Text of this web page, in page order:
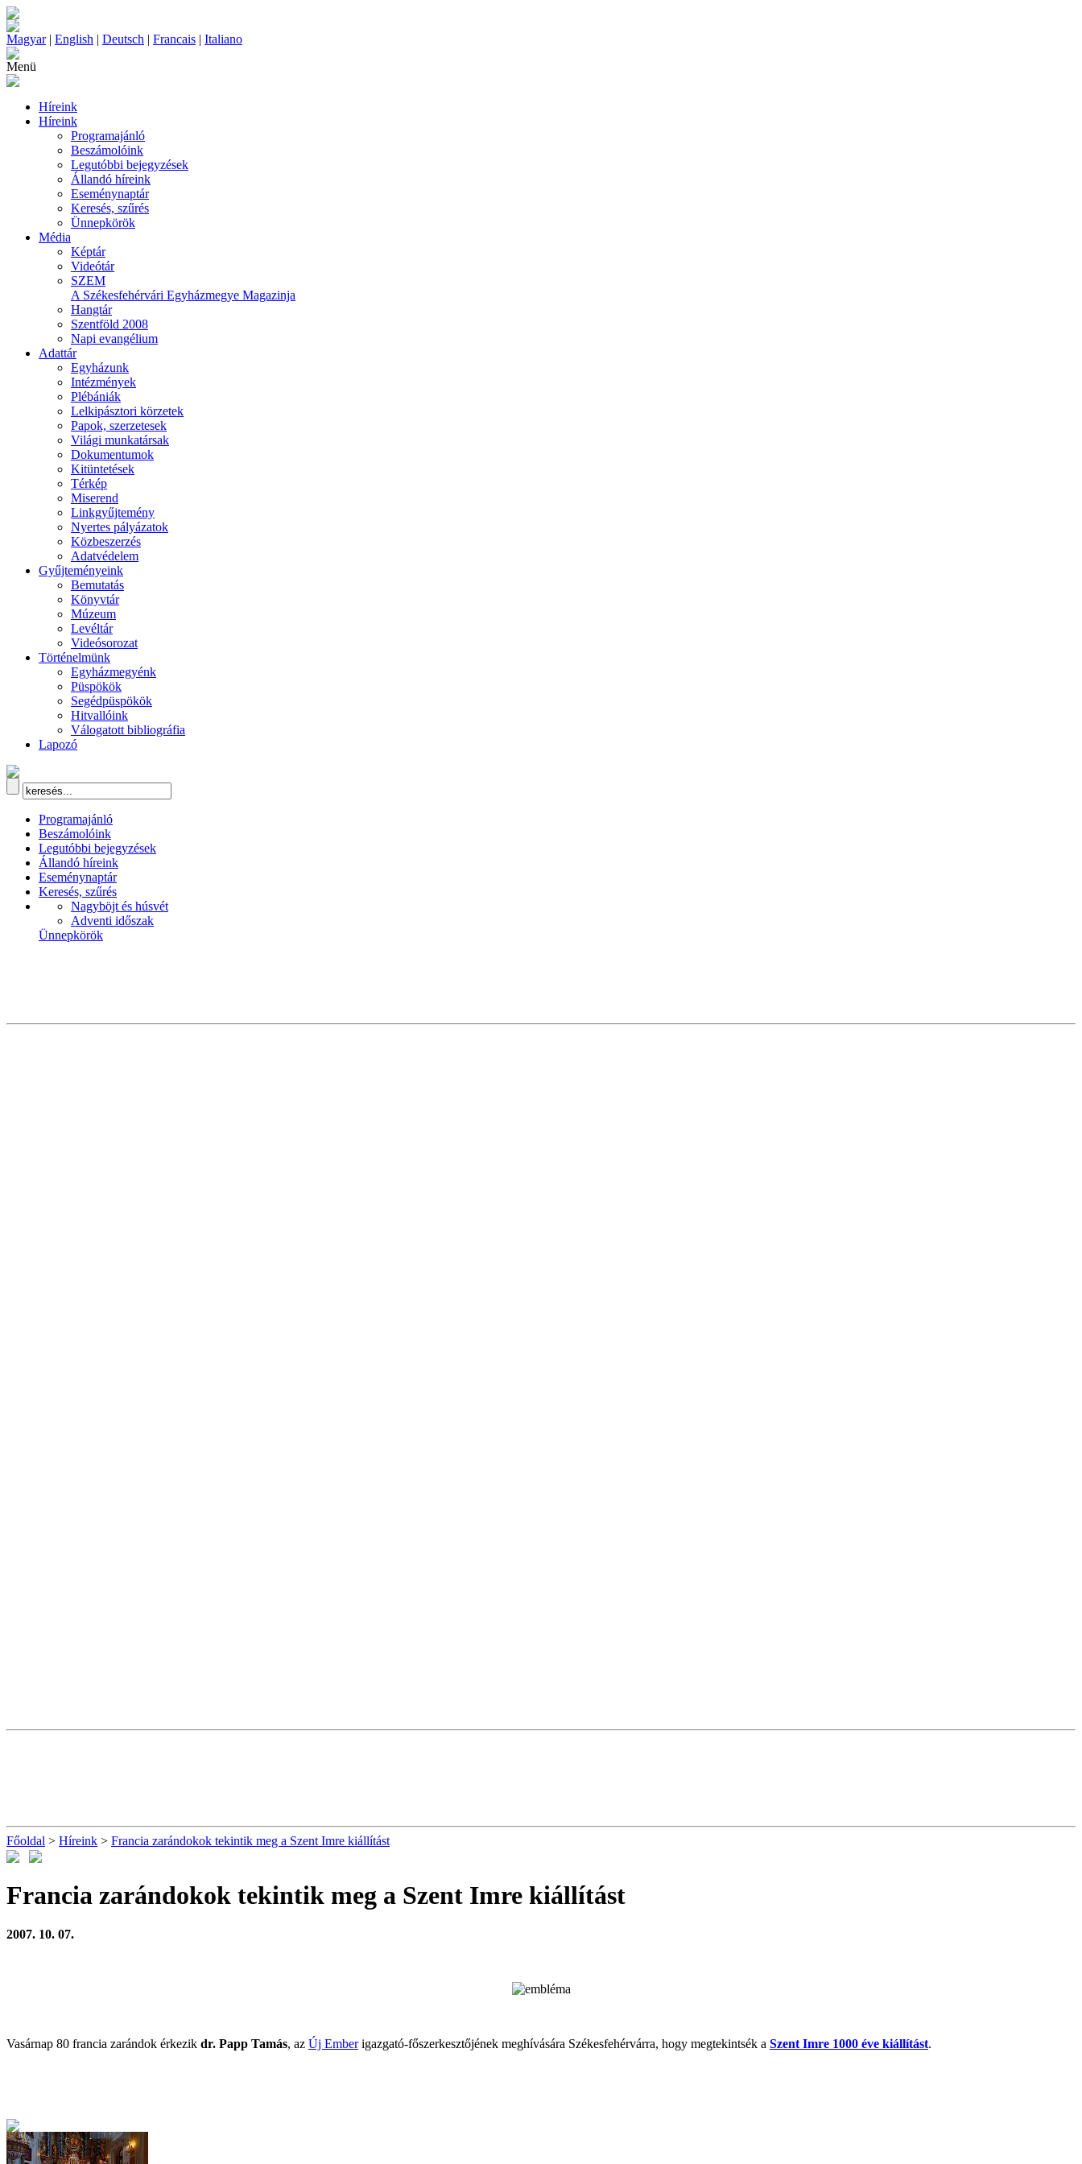
Magyar| English | Deutsch | Francais | Italiano
Menü
Híreink
Híreink
Programajánló
Beszámolóink
Legutóbbi bejegyzések
Állandó híreink
Eseménynaptár
Keresés, szűrés
Ünnepkörök
Média
Képtár
Videótár
SZEM
A Székesfehérvári Egyházmegye Magazinja
Hangtár
Szentföld 2008
Napi evangélium
Adattár
Egyházunk
Intézmények
Plébániák
Lelkipásztori körzetek
Papok, szerzetesek
Világi munkatársak
Dokumentumok
Kitüntetések
Térkép
Miserend
Linkgyűjtemény
Nyertes pályázatok
Közbeszerzés
Adatvédelem
Gyűjteményeink
Bemutatás
Könyvtár
Múzeum
Levéltár
Videósorozat
Történelmünk
Egyházmegyénk
Püspökök
Segédpüspökök
Hitvallóink
Válogatott bibliográfia
Lapozó
Programajánló
Beszámolóink
Legutóbbi bejegyzések
Állandó híreink
Eseménynaptár
Keresés, szűrés
Nagyböjt és húsvét
Adventi időszak
Ünnepkörök
Főoldal > Híreink > Francia zarándokok tekintik meg a Szent Imre kiállítást
Francia zarándokok tekintik meg a Szent Imre kiállítást
2007. 10. 07.
Vasárnap 80 francia zarándok érkezik dr. Papp Tamás, az Új Emberigazgató-főszerkesztőjének meghívására Székesfehérvárra, hogy megtekintsék a Szent Imre 1000 éve kiállítást.